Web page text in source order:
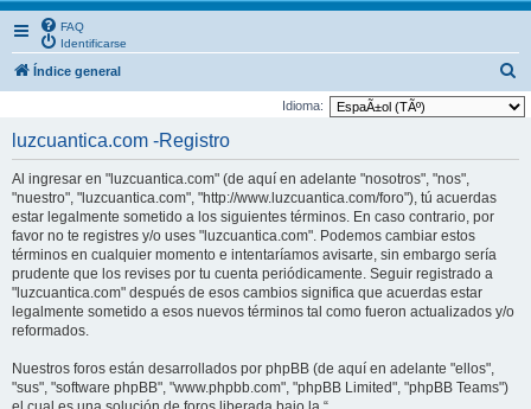
FAQ
Identificarse
Índice general
u
Idioma:
luzcuantica.com -Registro
Al ingresar en "luzcuantica.com" (de aquí en adelante "nosotros", "nos",
"nuestro", "luzcuantica.com", "http://www.luzcuantica.com/foro"), tú acuerdas
estar legalmente sometido a los siguientes términos. En caso contrario, por
favor no te registres y/o uses "luzcuantica.com". Podemos cambiar estos
términos en cualquier momento e intentaríamos avisarte, sin embargo sería
prudente que los revises por tu cuenta periódicamente. Seguir registrado a
"luzcuantica.com" después de esos cambios significa que acuerdas estar
legalmente sometido a esos nuevos términos tal como fueron actualizados y/o
reformados.
Nuestros foros están desarrollados por phpBB (de aquí en adelante "ellos",
"sus", "software phpBB", "www.phpbb.com", "phpBB Limited", "phpBB Teams")